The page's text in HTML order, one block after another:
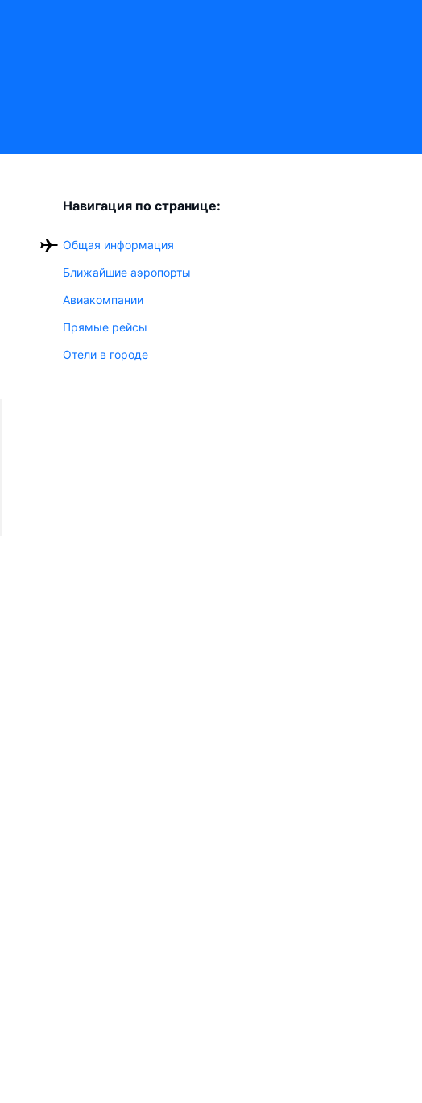
Навигация по странице:
Общая информация
Ближайшие аэропорты
Авиакомпании
Прямые рейсы
Отели в городе